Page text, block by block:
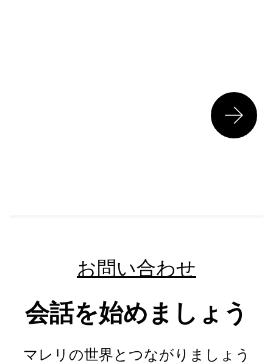
お問い合わせ
会話を始めましょう
マレリの世界とつながりましょう